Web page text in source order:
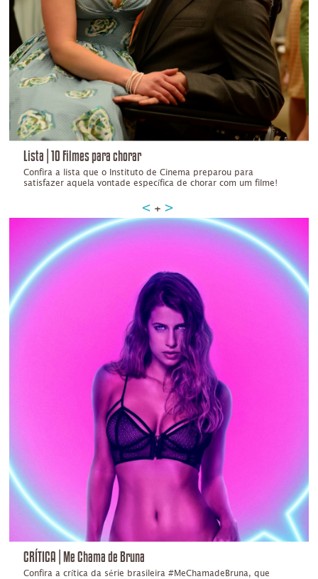
Lista | 10 Filmes para chorar
Confira a lista que o Instituto de Cinema preparou para
satisfazer aquela vontade específica de chorar com um filme!
+
CRÍTICA | Me Chama de Bruna
Confira a crítica da série brasileira #MeChamadeBruna, que